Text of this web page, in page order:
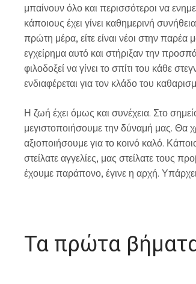
μπαίνουν όλο και περισσότεροι να
κάποιους έχει γίνει καθημερινή
πρώτη μέρα, είτε είναι νέοι στην
εγχείρημα αυτό και στήριξαν την
φιλοδοξεί να γίνει το σπίτι του κάθε
ενδιαφέρεται για τον κλάδο του
Η ζωή έχει όμως και συνέχεια. Στο
μεγιστοποιήσουμε την δύναμή μας. Θα
αξιοποιήσουμε για το κοινό καλό.
στείλατε αγγελίες, μας στείλατε τους
έχουμε παράπονο, έγινε η αρχή.
Τα πρώτα